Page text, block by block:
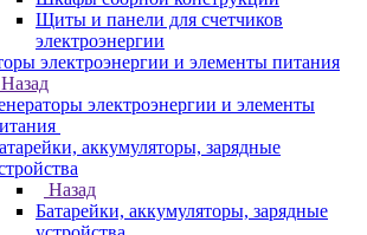
Щиты и панели для счетчиков
электроэнергии
электроэнергии и элементы питания
Назад
электроэнергии и элементы
аккумуляторы, зарядные
Назад
Батарейки, аккумуляторы, зарядные